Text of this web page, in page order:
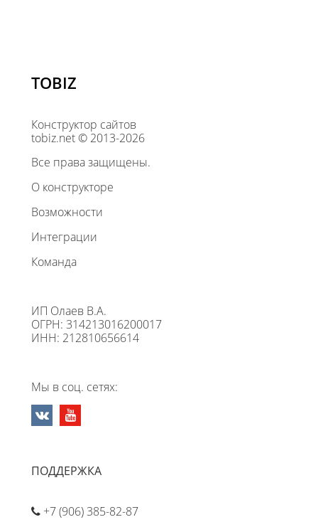
TOBIZ
Конструктор сайтов
tobiz.net © 2013-2026
Все права защищены.
О конструкторе
Возможности
Интеграции
Команда
ИП Олаев В.А.
ОГРН: 314213016200017
ИНН: 212810656614
Мы в соц. сетях:
ПОДДЕРЖКА
+7 (906) 385-82-87